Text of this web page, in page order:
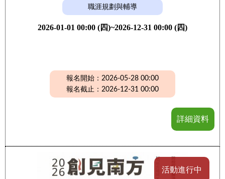
職涯規劃與輔導
2026-01-01 00:00 (四)~2026-12-31 00:00 (四)
報名開始：2026-05-28 00:00
報名截止：2026-12-31 00:00
詳細資料
活動進行中